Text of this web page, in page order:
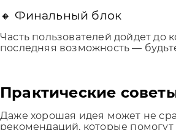
🔸 Финальный блок
Часть пользователей дойдет
последняя возможность —
Практические
Даже хорошая идея может не
рекомендаций, которые